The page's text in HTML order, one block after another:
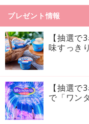
プレゼント情報
【抽選
味すっき
【抽選
で「ワン